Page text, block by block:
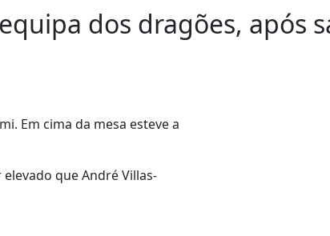
dos dragões, após
Em cima da mesa esteve a
que André Villas-